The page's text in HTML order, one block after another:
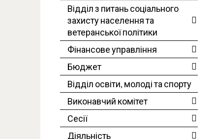
Відділ з питань соціального
захисту населення та
ветеранської політики
Фінансове управління
Бюджет
Відділ освіти, молоді та спорту
Виконавчий комітет
Сесії
Діяльність